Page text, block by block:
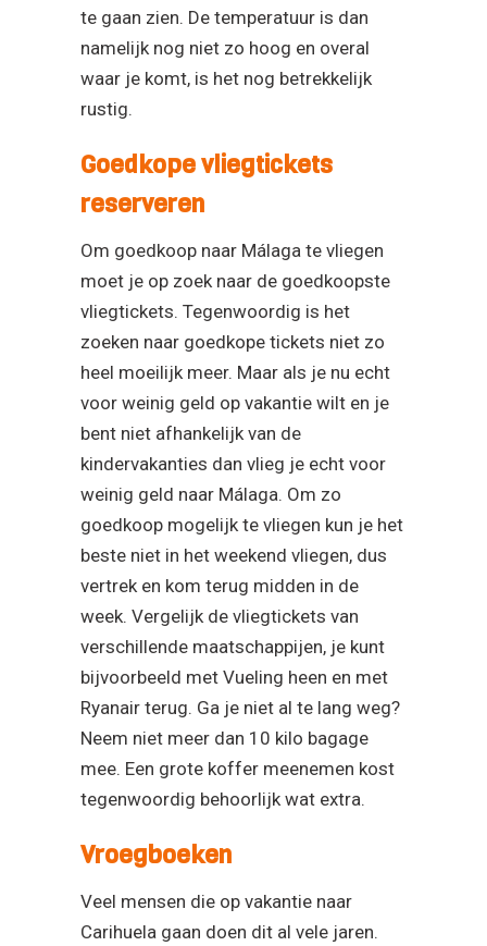
te gaan zien. De temperatuur is dan
namelijk nog niet zo hoog en overal
waar je komt, is het nog betrekkelijk
rustig.
Goedkope vliegtickets
reserveren
Om goedkoop naar Málaga te vliegen
moet je op zoek naar de goedkoopste
vliegtickets. Tegenwoordig is het
zoeken naar goedkope tickets niet zo
heel moeilijk meer. Maar als je nu echt
voor weinig geld op vakantie wilt en je
bent niet afhankelijk van de
kindervakanties dan vlieg je echt voor
weinig geld naar Málaga. Om zo
goedkoop mogelijk te vliegen kun je het
beste niet in het weekend vliegen, dus
vertrek en kom terug midden in de
week. Vergelijk de vliegtickets van
verschillende maatschappijen, je kunt
bijvoorbeeld met Vueling heen en met
Ryanair terug. Ga je niet al te lang weg?
Neem niet meer dan 10 kilo bagage
mee. Een grote koffer meenemen kost
tegenwoordig behoorlijk wat extra.
Vroegboeken
Veel mensen die op vakantie naar
Carihuela gaan doen dit al vele jaren.